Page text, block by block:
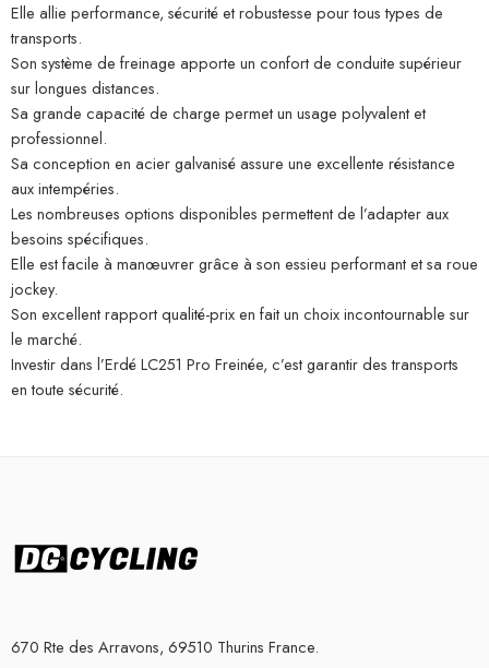
Elle allie performance, sécurité et robustesse pour tous types de
transports.
Son système de freinage apporte un confort de conduite supérieur
sur longues distances.
Sa grande capacité de charge permet un usage polyvalent et
professionnel.
Sa conception en acier galvanisé assure une excellente résistance
aux intempéries.
Les nombreuses options disponibles permettent de l’adapter aux
besoins spécifiques.
Elle est facile à manœuvrer grâce à son essieu performant et sa roue
jockey.
Son excellent rapport qualité-prix en fait un choix incontournable sur
le marché.
Investir dans l’Erdé LC251 Pro Freinée, c’est garantir des transports
en toute sécurité.
670 Rte des Arravons, 69510 Thurins France.